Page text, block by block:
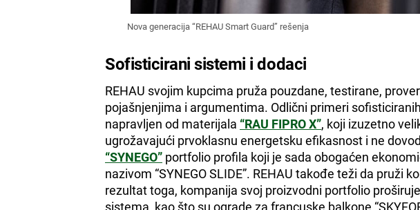
Nova generacija “REHAU Smart Guard” rešenja
Sofisticirani sistemi i dodaci
REHAU svojim kupcima pruža pouzdane, testirane,
pojašnjenjima i argumentima. Odlični primeri
napravljen od materijala “RAU FIPRO X”, koji izuzetno
ugrožavajući prvoklasnu energetsku efikasnost i ne
“SYNEGO” portfolio profila koji je sada obogaćen
nazivom “SYNEGO SLIDE”. REHAU takođe teži da pruži
rezultat toga, kompanija svoj proizvodni portfolio
sistema, kao što su ograde za francuske balkone